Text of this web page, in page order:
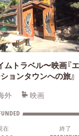
トラベル〜映画『
ョンタウンへの旅』
外 映画
在 終了